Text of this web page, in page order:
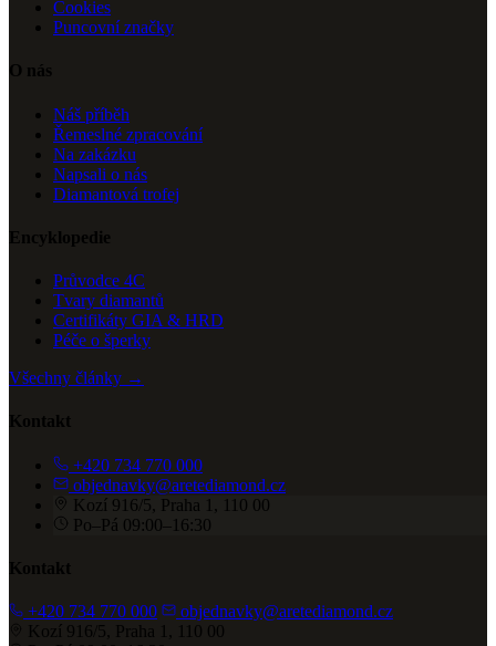
Cookies
Puncovní značky
O nás
Náš příběh
Řemeslné zpracování
Na zakázku
Napsali o nás
Diamantová trofej
Encyklopedie
Průvodce 4C
Tvary diamantů
Certifikáty GIA & HRD
Péče o šperky
Všechny články →
Kontakt
+420 734 770 000
objednavky@aretediamond.cz
Kozí 916/5, Praha 1, 110 00
Po–Pá 09:00–16:30
Kontakt
+420 734 770 000
objednavky@aretediamond.cz
Kozí 916/5, Praha 1, 110 00